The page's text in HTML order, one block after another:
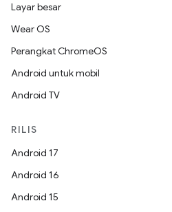
Layar besar
Wear OS
Perangkat ChromeOS
Android untuk mobil
Android TV
RILIS
Android 17
Android 16
Android 15